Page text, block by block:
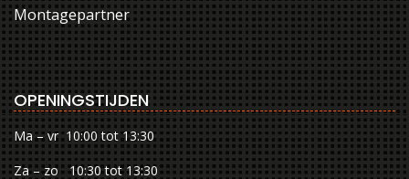
Montagepartner
OPENINGSTIJDEN
Ma – vr 10:00 tot 13:30
Za – zo 10:30 tot 13:30